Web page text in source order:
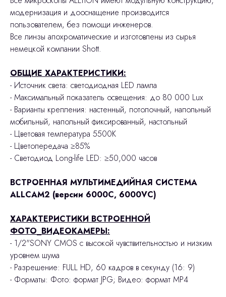
модернизация и дооснащение производится
пользователем, без помощи инженеров.
Все линзы апохроматические и изготовлены из сырья
немецкой компании Shott.
ОБЩИЕ ХАРАКТЕРИСТИКИ:
- Источник света: светодиодная LED лампа
- Максимальный показатель освещения: до 80 000 Lux
- Варианты крепления: настенный, потолочный, напольный
мобильный, напольный фиксированный, настольный
- Цветовая температура 5500К
- Цветопередача ≥85%
- Светодиод Long-life LED: ≥50,000 часов
ВСТРОЕННАЯ МУЛЬТИМЕДИЙНАЯ СИСТЕМА
ALLCAM2 (версии 6000C, 6000VC)
ХАРАКТЕРИСТИКИ ВСТРОЕННОЙ
ФОТО_ВИДЕОКАМЕРЫ:
- 1/2"SONY CMOS с высокой чувствительностью и низким
уровнем шума
- Разрешение: FULL HD, 60 кадров в секунду (16: 9)
- Форматы: Фото: формат JPG; Видео: формат MP4